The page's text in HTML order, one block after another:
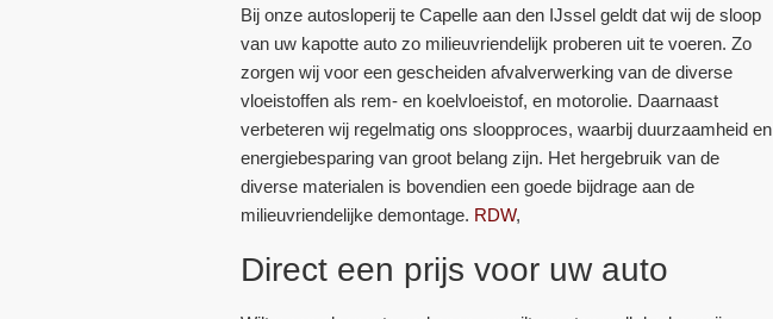
Bij onze autosloperij te Capelle aan den IJssel geldt dat wij de sloop
van uw kapotte auto zo milieuvriendelijk proberen uit te voeren. Zo
zorgen wij voor een gescheiden afvalverwerking van de diverse
vloeistoffen als rem- en koelvloeistof, en motorolie. Daarnaast
verbeteren wij regelmatig ons sloopproces, waarbij duurzaamheid en
energiebesparing van groot belang zijn. Het hergebruik van de
diverse materialen is bovendien een goede bijdrage aan de
milieuvriendelijke demontage. RDW,
Direct een prijs voor uw auto